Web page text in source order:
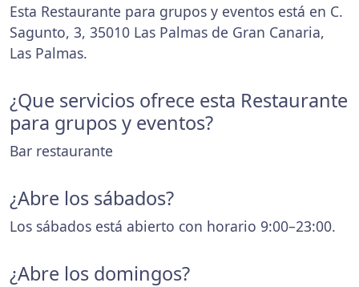
Esta Restaurante para grupos y eventos está en C.
Sagunto, 3, 35010 Las Palmas de Gran Canaria,
Las Palmas.
¿Que servicios ofrece esta Restaurante
para grupos y eventos?
Bar restaurante
¿Abre los sábados?
Los sábados está abierto con horario 9:00–23:00.
¿Abre los domingos?